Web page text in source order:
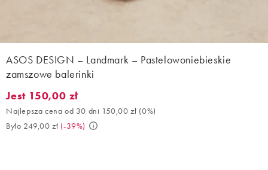
ASOS DESIGN – Landmark – Pastelowoniebieskie
zamszowe balerinki
Jest 150,00 zł. Najlepsza cena od 30 dni 150,00 zł (0%). Było
Jest 150,00 zł
Najlepsza cena od 30 dni 150,00 zł (0%)
Było 249,00 zł (-39%)